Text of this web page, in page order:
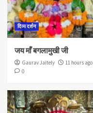
दिव्य दर्शन
जय माँ बगलामुखी जी
Gaurav Jaitely
11 hours ago
0